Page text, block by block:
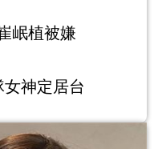
岷植被嫌
神定居台